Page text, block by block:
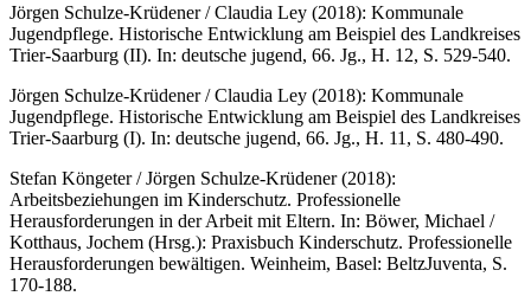
Jörgen Schulze-Krüdener / Claudia Ley (2018): Kommunale
Jugendpflege. Historische Entwicklung am Beispiel des Landkreises
Trier-Saarburg (II). In: deutsche jugend, 66. Jg., H. 12, S. 529-540.
Jörgen Schulze-Krüdener / Claudia Ley (2018): Kommunale
Jugendpflege. Historische Entwicklung am Beispiel des Landkreises
Trier-Saarburg (I). In: deutsche jugend, 66. Jg., H. 11, S. 480-490.
Stefan Köngeter / Jörgen Schulze-Krüdener (2018):
Arbeitsbeziehungen im Kinderschutz. Professionelle
Herausforderungen in der Arbeit mit Eltern. In: Böwer, Michael /
Kotthaus, Jochem (Hrsg.): Praxisbuch Kinderschutz. Professionelle
Herausforderungen bewältigen. Weinheim, Basel: BeltzJuventa, S.
170-188.